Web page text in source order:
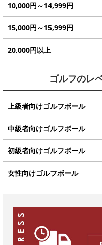
10,000円～14,999円
15,000円～15,999円
20,000円以上
ゴルフのレ
上級者向けゴルフボール
中級者向けゴルフボール
初級者向けゴルフボール
女性向けゴルフボール